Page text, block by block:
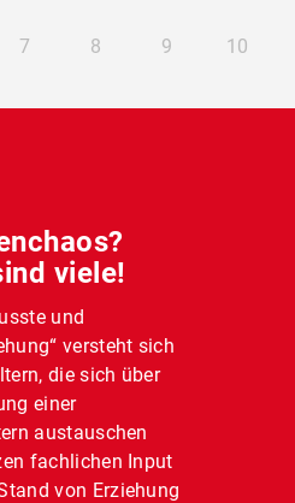
7 8 9 10
viele!
und
versteht sich
die sich über
einer
austauschen
fachlichen Input
von Erziehung